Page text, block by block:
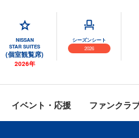
NISSAN
STAR SUITES
(個室観覧席)
2026年
シーズンシート
2026
イベント・応援 ファンクラ